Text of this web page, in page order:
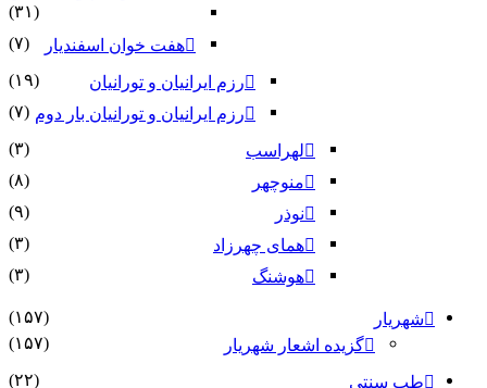
(۳۱)
هفت خوان اسفندیار
(۷)
رزم ایرانیان و تورانیان
(۱۹)
رزم ایرانیان و تورانیان بار دوم (۷)
لهراسب
(۳)
منوچهر
(۸)
نوذر
(۹)
هماى چهرزاد
(۳)
هوشنگ
(۳)
شهریار
(۱۵۷)
گزیده اشعار شهریار
(۱۵۷)
طب سنتی (۲۲)